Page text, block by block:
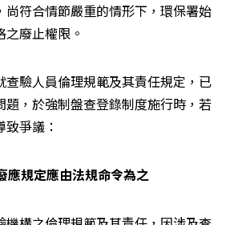
尚符合情節嚴重的情形下，環保署始
廢止權限。
查驗人員倫理規範及其責任規定，已
題，於強制盤查登錄制度施行時，若
爭議：
應規定應由法規命令為之